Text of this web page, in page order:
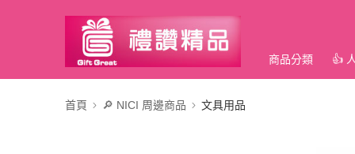
商品分類 👍
首頁 🔎 NICI 周邊商品 文具用品